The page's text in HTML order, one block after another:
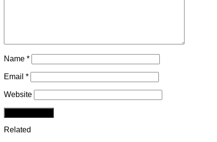
Name *
Email *
Website
Related